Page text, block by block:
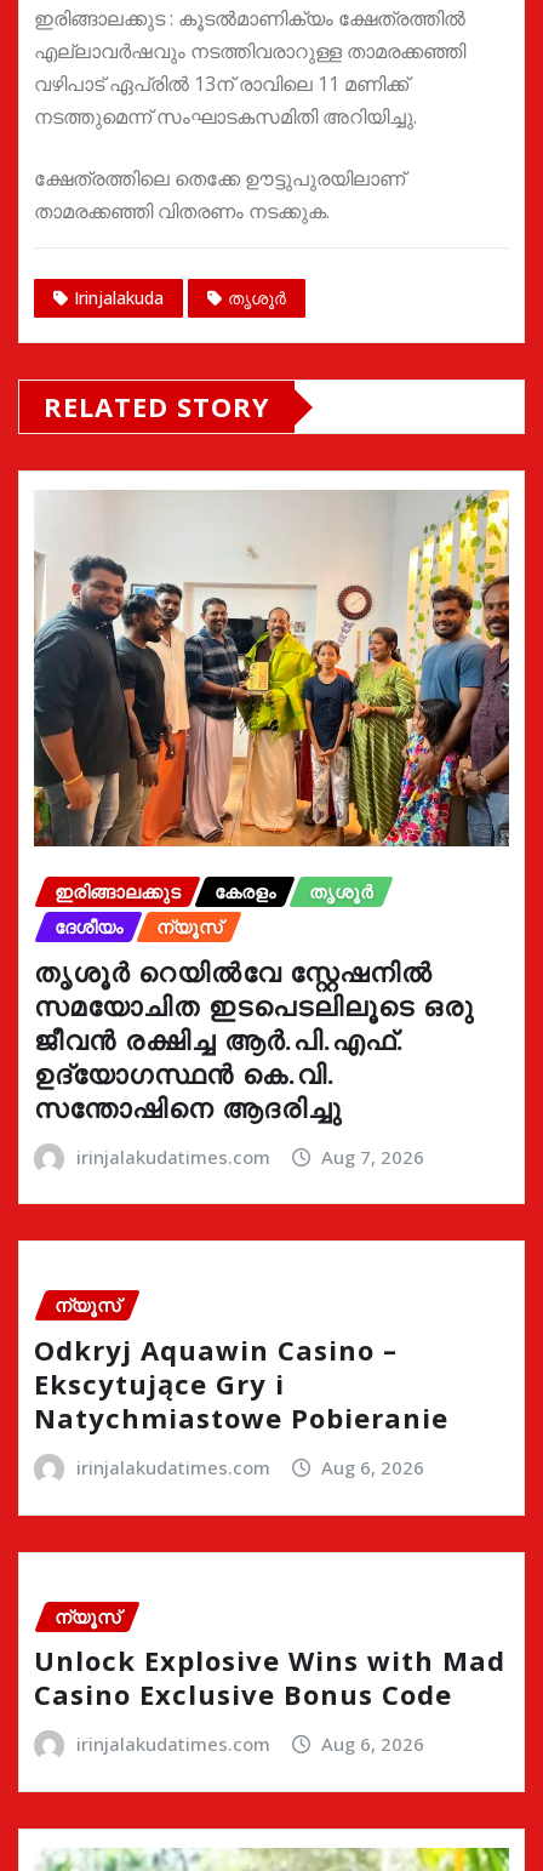
ഇരിങ്ങാലക്കുട : കൂടൽമാണിക്യം ക്ഷേത്രത്തിൽ
എല്ലാവർഷവും നടത്തിവരാറുള്ള താമരക്കഞ്ഞി
വഴിപാട് ഏപ്രിൽ 13ന് രാവിലെ 11 മണിക്ക്
നടത്തുമെന്ന് സംഘാടകസമിതി അറിയിച്ചു.
ക്ഷേത്രത്തിലെ തെക്കേ ഊട്ടുപുരയിലാണ്
താമരക്കഞ്ഞി വിതരണം നടക്കുക.
Irinjalakuda തൃശൂർ
RELATED STORY
ഇരിങ്ങാലക്കുട കേരളം
തൃശൂർ
ദേശീയം
ന്യൂസ്
തൃശൂർ റെയിൽവേ സ്റ്റേഷനിൽ
സമയോചിത ഇടപെടലിലൂടെ ഒരു
ജീവൻ രക്ഷിച്ച ആർ.പി.എഫ്.
ഉദ്യോഗസ്ഥൻ കെ.വി.
സന്തോഷിനെ ആദരിച്ചു
irinjalakudatimes.com Aug 7, 2026
ന്യൂസ്
Odkryj Aquawin Casino –
Ekscytujące Gry i
Natychmiastowe Pobieranie
irinjalakudatimes.com Aug 6, 2026
ന്യൂസ്
Unlock Explosive Wins with Mad
Casino Exclusive Bonus Code
irinjalakudatimes.com Aug 6, 2026